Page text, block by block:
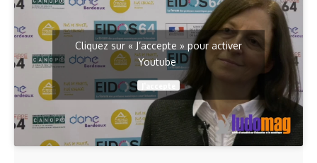
Cliquez sur « J’accepte » pour activer
Youtube